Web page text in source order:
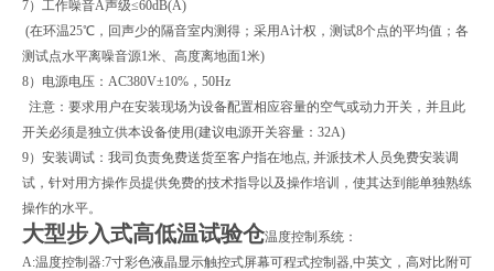
7）工作噪音A声级≤60dB(A)
(在环温25℃，回声少的隔音室内测得；采用A计权，测试8个点的平均值；各
测试点水平离噪音源1米、高度离地面1米)
8）电源电压：AC380V±10%，50Hz
注意：要求用户在安装现场为设备配置相应容量的空气或动力开关，并且此
开关必须是独立供本设备使用(建议电源开关容量：32A)
9）安装调试：我司负责免费送货至客户指在地点, 并派技术人员免费安装调
试，针对用方操作员提供免费的技术指导以及操作培训，使其达到能单独熟练
操作的水平。
大型步入式高低温试验仓温度控制系统：
A:温度控制器:7寸彩色液晶显示触控式屏幕可程式控制器,中英文，高对比附可